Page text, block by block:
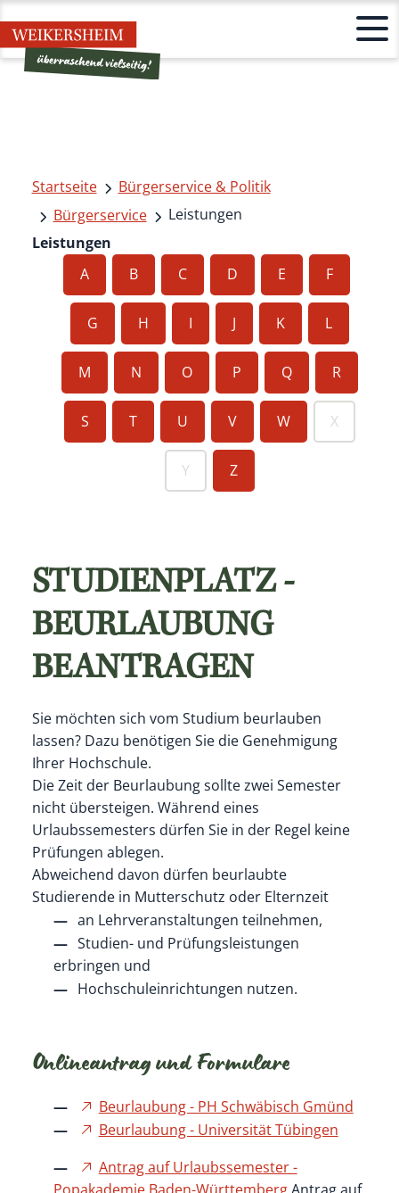
Startseite
Bürgerservice & Politik
Bürgerservice
Leistungen
Leistungen
A
B C D E F
G H I J K L
M N O P Q R
S T U V W X
Y Z
STUDIENPLATZ -
BEURLAUBUNG
BEANTRAGEN
Sie möchten sich vom Studium beurlauben
lassen? Dazu benötigen Sie die Genehmigung
Ihrer Hochschule.
Die Zeit der Beurlaubung sollte zwei Semester
nicht übersteigen. Während eines
Urlaubssemesters dürfen Sie in der Regel keine
Prüfungen ablegen.
Abweichend davon dürfen beurlaubte
Studierende in Mutterschutz oder Elternzeit
an Lehrveranstaltungen teilnehmen,
Studien- und Prüfungsleistungen
erbringen und
Hochschuleinrichtungen nutzen.
Onlineantrag und Formulare
Beurlaubung - PH Schwäbisch Gmünd
Beurlaubung - Universität Tübingen
Antrag auf Urlaubssemester -